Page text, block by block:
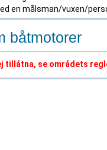
en målsman/vuxen/
båtmotorer
tillåtna, se områdets